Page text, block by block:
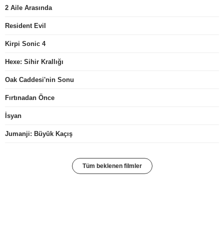
2 Aile Arasında
Resident Evil
Kirpi Sonic 4
Hexe: Sihir Krallığı
Oak Caddesi'nin Sonu
Fırtınadan Önce
İsyan
Jumanji: Büyük Kaçış
Tüm beklenen filmler